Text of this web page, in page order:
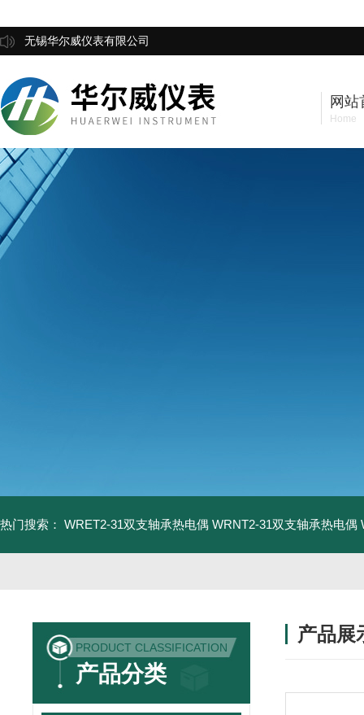
无锡华尔威仪表有限公司
网站
Home
热门搜索： WRET2-31双支轴承热电偶 WRNT2-31双支轴承热电偶
PRODUCT CLASSIFICATION
产品分类
产品展